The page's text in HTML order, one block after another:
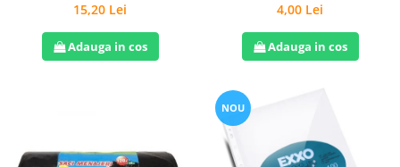
15,20 Lei
Adauga in cos
4,00 Lei
Adauga in cos
NOU